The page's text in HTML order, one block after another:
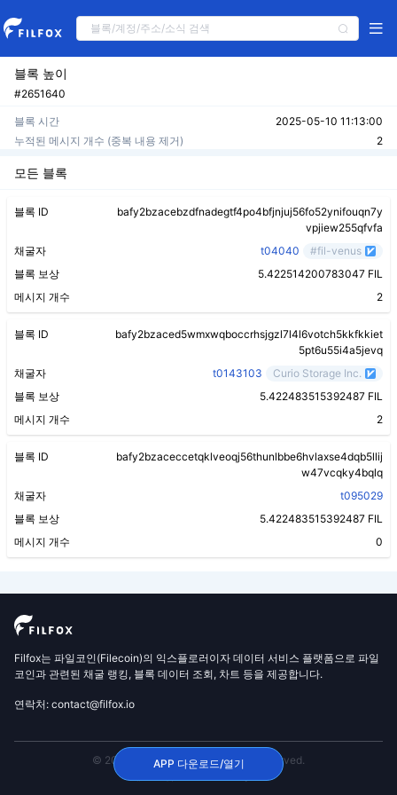
블록 높이
#2651640
블록 시간
2025-05-10 11:13:00
누적된 메시지 개수 (중복 내용 제거)
2
모든 블록
블록 ID
bafy2bzacebzdfnadegtf4po4bfjnjuj56fo52ynifouqn7y
vpjiew255qfvfa
채굴자
t04040
#fil-venus
블록 보상
5.422514200783047 FIL
메시지 개수
2
블록 ID
bafy2bzaced5wmxwqboccrhsjgzl7l4l6votch5kkfkkiet
5pt6u55i4a5jevq
채굴자
t0143103
Curio Storage Inc.
블록 보상
5.422483515392487 FIL
메시지 개수
2
블록 ID
bafy2bzaceccetqklveoqj56thunlbbe6hvlaxse4dqb5llij
w47vcqky4bqlq
채굴자
t095029
블록 보상
5.422483515392487 FIL
메시지 개수
0
Filfox는 파일코인(Filecoin)의 익스플로러이자 데이터 서비스 플랫폼으로 파일
코인과 관련된 채굴 랭킹, 블록 데이터 조회, 차트 등을 제공합니다.
연락처: contact@filfox.io
© 2020 FilFox Project. All Rights Reserved.
APP 다운로드/열기